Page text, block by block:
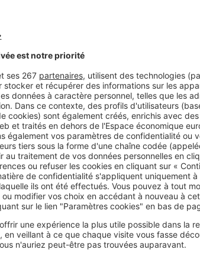
pas abandonner sa mitoyenneté si cette
lieu dans le but de se soustraire aux
au paiement de ces dépenses au
partage des réparations
principe du partage entre les deux
de deux conditions cumulatives, à savoir :
indispensables, nécessairesàl’entretien
aux deux propriétaires.
concernant uniquement l’aspect esthétique
seul des deux propriétaires, seront à la